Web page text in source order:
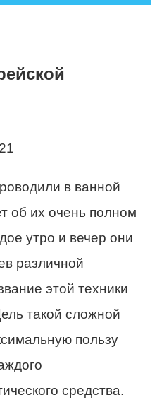
в ванной
об их очень полном
утро и вечер они
различной
этой техники
такой сложной
пользу
средства.